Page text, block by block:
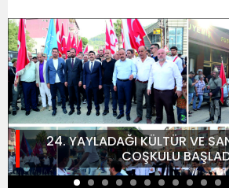
24. YAYLADAĞI KÜLTÜR VE
COŞKULU